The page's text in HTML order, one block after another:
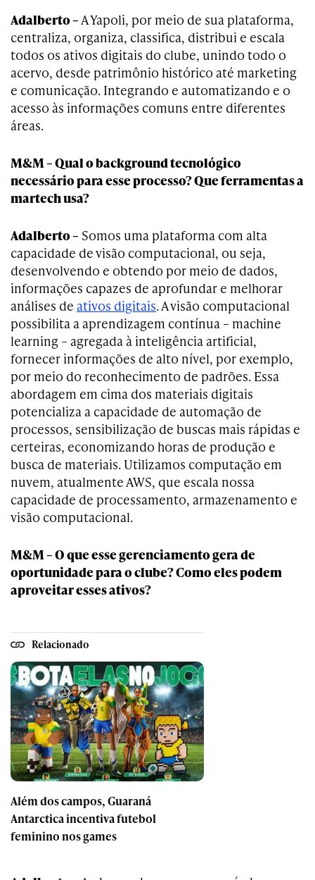
Adalberto – A Yapoli, por meio de sua plataforma,
centraliza, organiza, classifica, distribui e escala
todos os ativos digitais do clube, unindo todo o
acervo, desde patrimônio histórico até marketing
e comunicação. Integrando e automatizando e o
acesso às informações comuns entre diferentes
áreas.
M&M – Qual o background tecnológico
necessário para esse processo? Que ferramentas a
martech usa?
Adalberto – Somos uma plataforma com alta
capacidade de visão computacional, ou seja,
desenvolvendo e obtendo por meio de dados,
informações capazes de aprofundar e melhorar
análises de ativos digitais. A visão computacional
possibilita a aprendizagem contínua – machine
learning – agregada à inteligência artificial,
fornecer informações de alto nível, por exemplo,
por meio do reconhecimento de padrões. Essa
abordagem em cima dos materiais digitais
potencializa a capacidade de automação de
processos, sensibilização de buscas mais rápidas e
certeiras, economizando horas de produção e
busca de materiais. Utilizamos computação em
nuvem, atualmente AWS, que escala nossa
capacidade de processamento, armazenamento e
visão computacional.
M&M – O que esse gerenciamento gera de
oportunidade para o clube? Como eles podem
aproveitar esses ativos?
Relacionado
Além dos campos, Guaraná
Antarctica incentiva futebol
feminino nos games